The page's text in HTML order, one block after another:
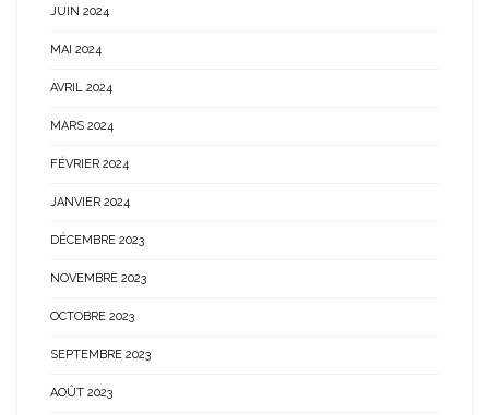
JUIN 2024
MAI 2024
AVRIL 2024
MARS 2024
FÉVRIER 2024
JANVIER 2024
DÉCEMBRE 2023
NOVEMBRE 2023
OCTOBRE 2023
SEPTEMBRE 2023
AOÛT 2023